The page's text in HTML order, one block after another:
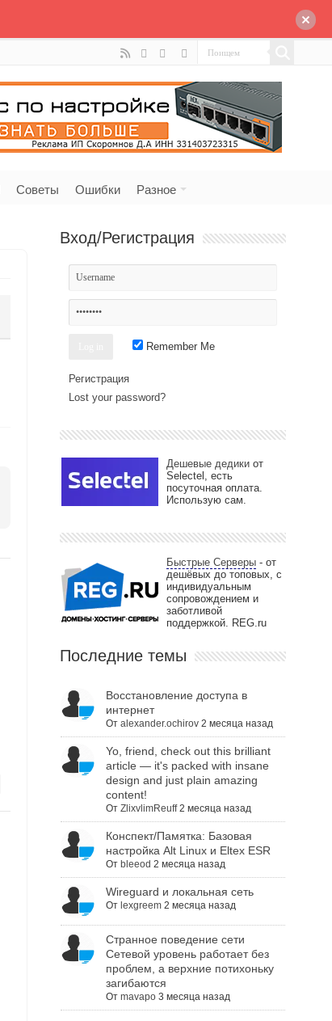
Советы Ошибки Разное
Вход/Регистрация
Remember Me
Регистрация
Lost your password?
Дешевые дедики от
Selectel, есть
посуточная оплата.
Использую сам.
Быстрые Серверы - от
дешёвых до топовых, с
индивидуальным
сопровождением и
заботливой
поддержкой. REG.ru
Последние темы
Восстановление доступа в
интернет
От alexander.ochirov 2 месяца назад
Yo, friend, check out this brilliant
article — it's packed with insane
design and just plain amazing
content!
От ZlixvlimReuff 2 месяца назад
Конспект/Памятка: Базовая
настройка Alt Linux и Eltex ESR
От bleeod 2 месяца назад
Wireguard и локальная сеть
От lexgreem 2 месяца назад
Cтранное поведение сети
Сетевой уровень работает без
проблем, а верхние потихоньку
загибаются
От mavapo 3 месяца назад